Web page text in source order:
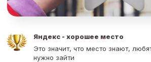
Яндекс - хорошее место
Это значит, что место знают,
нужно зайти